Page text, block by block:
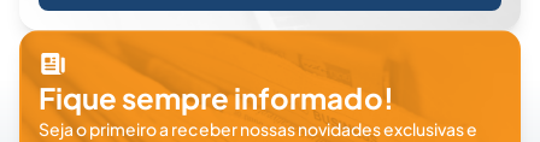
Fique sempre informado!
Seja o primeiro a receber nossas novidades exclusivas e